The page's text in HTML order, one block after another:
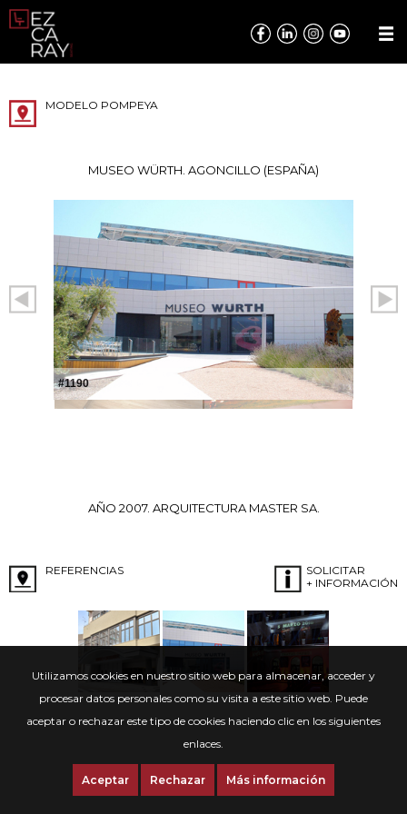
Utilizamos cookies en nuestro sitio web para almacenar, acceder y
procesar datos personales como su visita a este sitio web. Puede
aceptar o rechazar este tipo de cookies haciendo clic en los siguientes
enlaces.
Aceptar Rechazar Más información
MODELO POMPEYA
MUSEO WÜRTH. AGONCILLO (ESPAÑA)
#1190
AÑO 2007. ARQUITECTURA MASTER SA.
REFERENCIAS
SOLICITAR
+ INFORMACIÓN